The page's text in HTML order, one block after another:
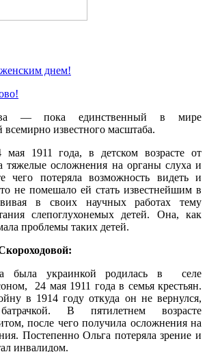
днем!
— пока единственный в мире
всемирно известного масштаба.
мая 1911 года, в детском возрасте от
тяжелые осложнения на органы слуха и
чего потеряла возможность видеть и
не помешало ей стать известнейшим в
в своих научных работах тему
слепоглухонемых детей. Она, как
проблемы таких детей.
была украинкой родилась в селе
24 мая 1911 года в семья крестьян.
в 1914 году откуда он не вернулся,
В пятилетнем возрасте
после чего получила осложнения на
Постепенно Ольга потеряла зрение и
инвалидом.